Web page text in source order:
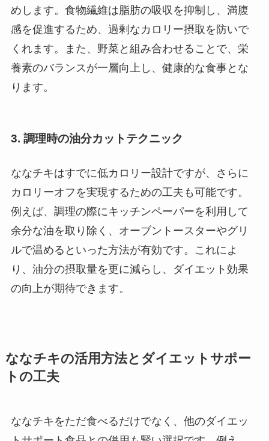
めします。食物繊維は脂肪の吸収を抑制し、満腹
感を促進するため、過剰なカロリー摂取を防いで
くれます。また、野菜と組み合わせることで、栄
養素のバランスが一層向上し、健康的な食事とな
ります。
3. 調理時の油分カットテクニック
ななチキはすでに低カロリー設計ですが、さらに
カロリーオフを実現するための工夫も可能です。
例えば、調理の際にキッチンペーパーを利用して
余分な油を取り除く、オーブントースターやグリ
ルで温めるといった方法が有効です。これによ
り、油分の摂取量を更に減らし、ダイエット効果
の向上が期待できます。
ななチキの活用方法とダイエットサポー
トの工夫
ななチキをただ食べるだけでなく、他のダイエッ